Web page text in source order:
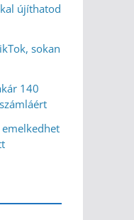
újíthatod
sokan
140